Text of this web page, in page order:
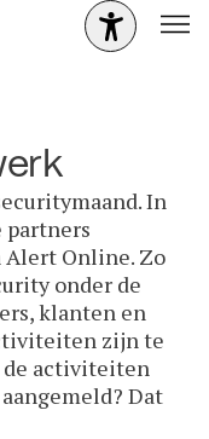
In
partners
Online. Zo
onder de
klanten en
zijn te
de activiteiten
Dat